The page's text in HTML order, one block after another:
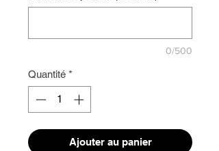
0/500
Quantité *
Ajouter au panier